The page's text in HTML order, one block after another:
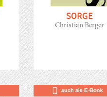
SORGE
Christian Berger